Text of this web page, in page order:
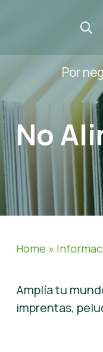
Por
No
Home »
Amplía tu
imprentas,